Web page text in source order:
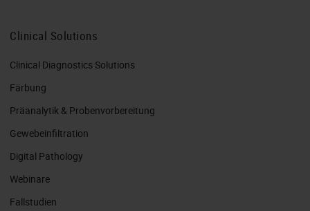
Clinical Solutions
Clinical Diagnostics Solutions
Färbung
Präanalytik & Probenvorbereitung
Gewebeinfiltration
Digital Pathology
Webinare
Fallstudien